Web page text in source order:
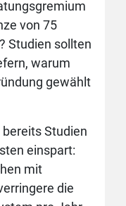
von 75
Studien sollten
warum
gewählt
Studien
einspart:
mit
die